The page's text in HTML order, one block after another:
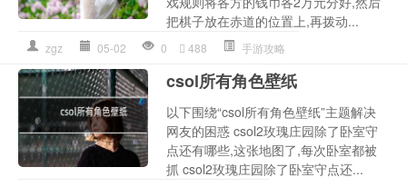
把棋子放在赤道的位置上,再拨动...
zgz 05-02 0 488 手游攻略
csol所有角色壁纸
以下围绕“csol所有角色壁纸”主题解决
网友的困惑 csol2玫瑰庄园除了卧室守
点还有哪些,这张地图了,每次卧室都被
抓 csol2玫瑰庄园除了卧室守点还...